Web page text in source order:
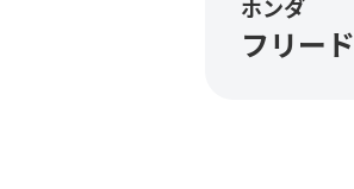
ホンダ
フリード